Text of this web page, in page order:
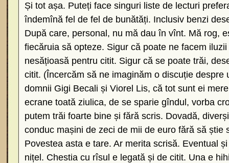
Și tot așa. Puteți face singuri liste de lecturi
îndemînă fel de fel de bunătăți. Inclusiv benzi
După care, personal, nu mă dau în vînt. Mă rog,
fiecăruia să opteze. Sigur că poate ne facem
nesățioasă pentru citit. Sigur că se poate trăi,
citit. (Încercăm să ne imaginăm o discuție despre
domnii Gigi Becali și Viorel Lis, că tot sunt ei
ecrane toată ziulica, de se sparie gîndul, vorba
putem trăi foarte bine și fără scris. Dovadă,
conduc mașini de zeci de mii de euro fără să știe
Povestea asta e tare. Ar merita scrisă. Eventual
nițel. Chestia cu rîsul e legată și de citit. Una e